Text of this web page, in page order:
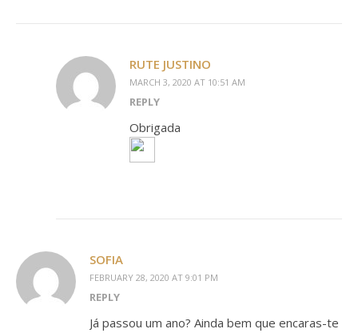
RUTE JUSTINO
MARCH 3, 2020 AT 10:51 AM
REPLY
Obrigada
SOFIA
FEBRUARY 28, 2020 AT 9:01 PM
REPLY
Já passou um ano? Ainda bem que encaras-te